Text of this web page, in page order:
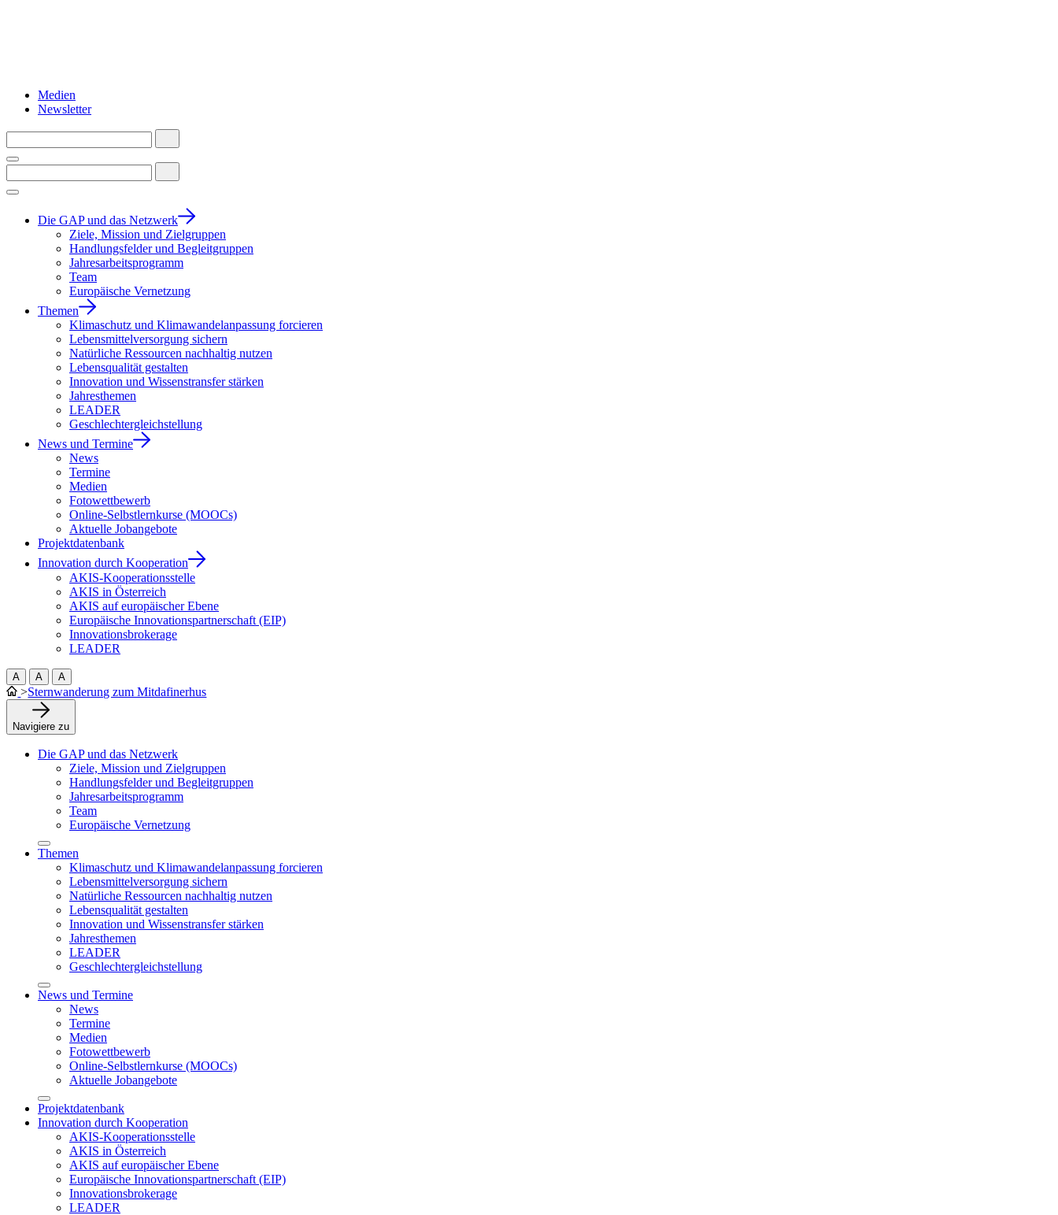
Medien
Newsletter
Die GAP und das Netzwerk
Ziele, Mission und Zielgruppen
Handlungsfelder und Begleitgruppen
Jahresarbeitsprogramm
Team
Europäische Vernetzung
Themen
Klimaschutz und Klimawandelanpassung forcieren
Lebensmittelversorgung sichern
Natürliche Ressourcen nachhaltig nutzen
Lebensqualität gestalten
Innovation und Wissenstransfer stärken
Jahresthemen
LEADER
Geschlechtergleichstellung
News und Termine
News
Termine
Medien
Fotowettbewerb
Online-Selbstlernkurse (MOOCs)
Aktuelle Jobangebote
Projektdatenbank
Innovation durch Kooperation
AKIS-Kooperationsstelle
AKIS in Österreich
AKIS auf europäischer Ebene
Europäische Innovationspartnerschaft (EIP)
Innovationsbrokerage
LEADER
A A A
>Sternwanderung zum Mitdafinerhus
Navigiere zu
Die GAP und das Netzwerk
Ziele, Mission und Zielgruppen
Handlungsfelder und Begleitgruppen
Jahresarbeitsprogramm
Team
Europäische Vernetzung
Themen
Klimaschutz und Klimawandelanpassung forcieren
Lebensmittelversorgung sichern
Natürliche Ressourcen nachhaltig nutzen
Lebensqualität gestalten
Innovation und Wissenstransfer stärken
Jahresthemen
LEADER
Geschlechtergleichstellung
News und Termine
News
Termine
Medien
Fotowettbewerb
Online-Selbstlernkurse (MOOCs)
Aktuelle Jobangebote
Projektdatenbank
Innovation durch Kooperation
AKIS-Kooperationsstelle
AKIS in Österreich
AKIS auf europäischer Ebene
Europäische Innovationspartnerschaft (EIP)
Innovationsbrokerage
LEADER